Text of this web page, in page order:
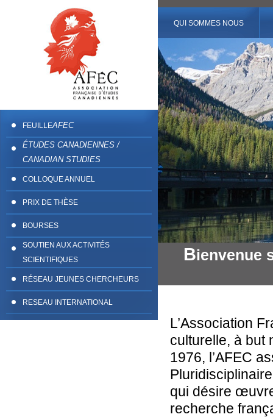
FEUILLEAFEC
ÉTUDES CANADIENNES /
CANADIAN STUDIES
COLLOQUE ANNUEL
PRIX DE THÈSE
BOURSES
SOUTIEN AUX ACTIVITÉS
SCIENTIFIQUES
RÉSEAU JEUNES CHERCHEURS
RESEAU INTERNATIONAL
QUI SOMMES NOUS
Bienvenue
L’Association
culturelle, à but
1976, l’AFEC
qui désire
recherche